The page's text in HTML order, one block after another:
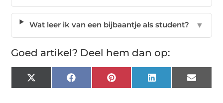
Wat leer ik van een bijbaantje als student? ▼
Goed artikel? Deel hem dan op:
X
(Twitter)
FacebookPinterest LinkedIn Email